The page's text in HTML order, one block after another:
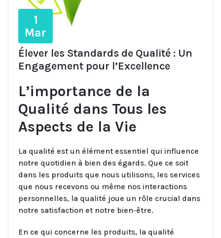
1
Mar
Élever les Standards de Qualité : Un
Engagement pour l’Excellence
L’importance de la
Qualité dans Tous les
Aspects de la Vie
La qualité est un élément essentiel qui influence
notre quotidien à bien des égards. Que ce soit
dans les produits que nous utilisons, les services
que nous recevons ou même nos interactions
personnelles, la qualité joue un rôle crucial dans
notre satisfaction et notre bien-être.
En ce qui concerne les produits, la qualité